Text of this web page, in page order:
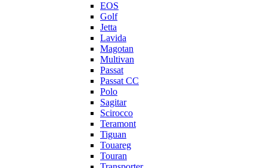
EOS
Golf
Jetta
Lavida
Magotan
Multivan
Passat
Passat CC
Polo
Sagitar
Scirocco
Teramont
Tiguan
Touareg
Touran